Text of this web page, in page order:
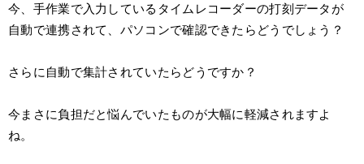
今、手作業で入力しているタイムレコーダーの打刻データが
自動で連携されて、パソコンで確認できたらどうでしょう？
さらに自動で集計されていたらどうですか？
今まさに負担だと悩んでいたものが大幅に軽減されますよ
ね。